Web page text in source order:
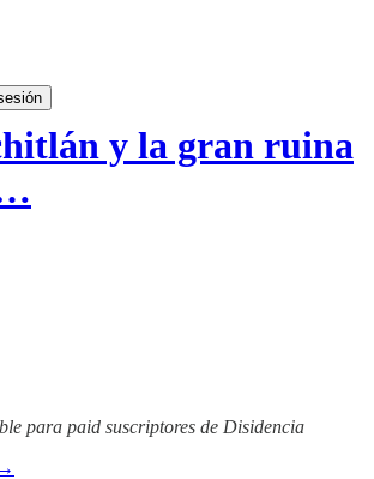
y la gran ruina
para paid suscriptores de Disidencia